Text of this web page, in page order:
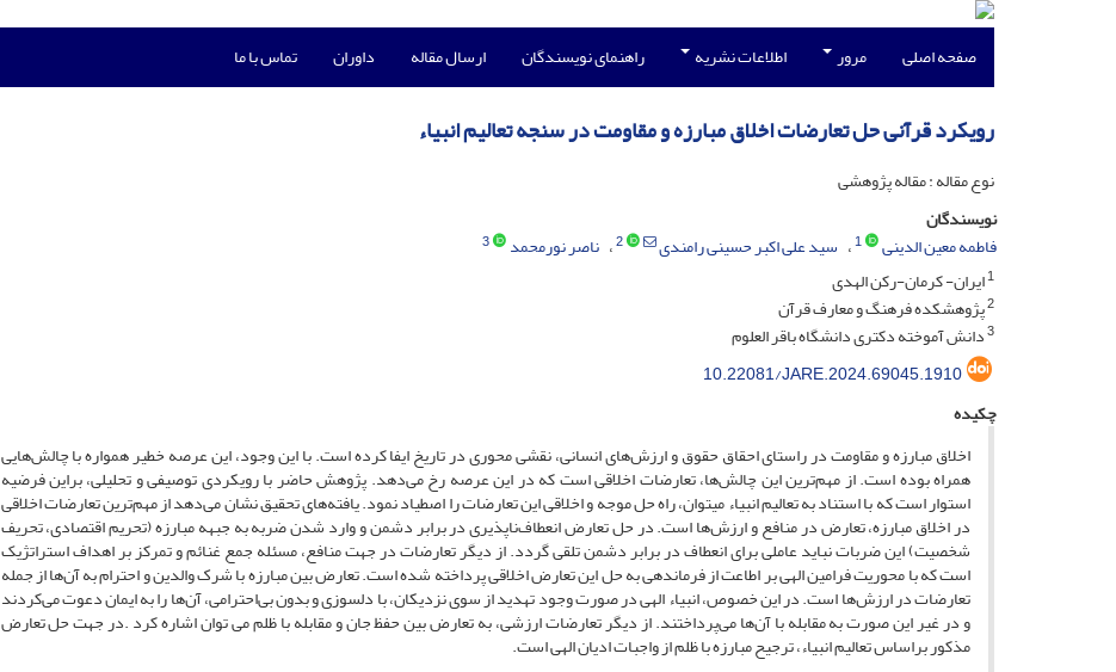
صفحه اصلی مرور اطلاعات نشریه راهنمای نویسندگان ارسال مقاله داوران تماس با ما
رویکرد قرآنی حل تعارضات اخلاق مبارزه و مقاومت در سنجه تعالیم انبیاء
نوع مقاله : مقاله پژوهشی
نویسندگان
فاطمه معین الدینی
1 سید علی اکبر حسینی رامندی 2 ناصر نورمحمد
3
1ایران- کرمان-رکن الهدی
2پژوهشکده فرهنگ و معارف قرآن
3دانش آموخته دکتری دانشگاه باقر العلوم
10.22081/JARE.2024.69045.1910
چکیده
اخلاق مبارزه و مقاومت در راستای احقاق حقوق و ارزش‌های انسانی، نقشی محوری در تاریخ ایفا کرده است. با این وجود، این عرصه خطیر همواره با چالش‌هایی
همراه بوده است. از مهم‌ترین این چالش‌ها، تعارضات اخلاقی است که در این عرصه رخ می‌دهد. پژوهش حاضر با رویکردی توصیفی و تحلیلی، براین فرضیه
استوار است که با استناد به تعالیم انبیاء می‎توان، راه حل موجه و اخلاقی این تعارضات را اصطیاد نمود. یافته‌های تحقیق نشان می‌دهد از مهم‌ترین تعارضات اخلاقی
در اخلاق مبارزه، تعارض در منافع و ارزش‌ها است. در حل تعارض انعطاف‌ناپذیری در برابر دشمن و وارد شدن ضربه به جبهه مبارزه (تحریم اقتصادی، تحریف
شخصیت) این ضربات نباید عاملی برای انعطاف در برابر دشمن تلقی گردد. از دیگر تعارضات در جهت منافع، مسئله جمع غنائم و تمرکز بر اهداف استراتژیک
است که با محوریت فرامین الهی بر اطاعت از فرماندهی به حل این تعارض اخلاقی پرداخته شده است. تعارض بین مبارزه با شرک والدین و احترام به آن‌ها از جمله
تعارضات در ارزش‌ها است. در این خصوص، انبیاء الهی در صورت وجود تهدید از سوی نزدیکان، با دلسوزی و بدون بی‌احترامی، آن‌ها را به ایمان دعوت می‌کردند
و در غیر این صورت به مقابله با آن‌ها می‌پرداختند. از دیگر تعارضات ارزشی، به تعارض بین حفظ جان و مقابله با ظلم می توان اشاره کرد .در جهت حل تعارض
مذکور براساس تعالیم انبیاء، ترجیح مبارزه با ظلم از واجبات ادیان الهی است.